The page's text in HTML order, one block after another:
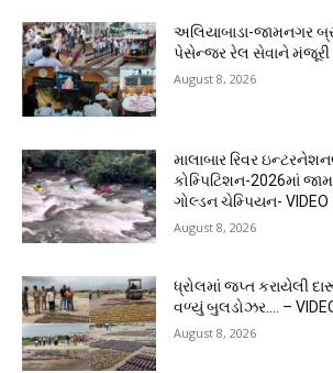
અલિયાબાડા-જામનગર
પેસેન્જર રેલ સેવાને મંજૂરી
August 8, 2026
માલાબાર રિવર
કોમ્પિટિશન-2026માં
ગોલ્ડન ચેમ્પિયન- VIDEO
August 8, 2026
ધ્રોલમાં જપ્ત કરાયેલી
વળ્યું બુલડોઝર…. –
August 8, 2026